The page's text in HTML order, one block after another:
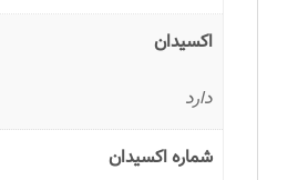
اکسیدان
دارد
شماره اکسیدان